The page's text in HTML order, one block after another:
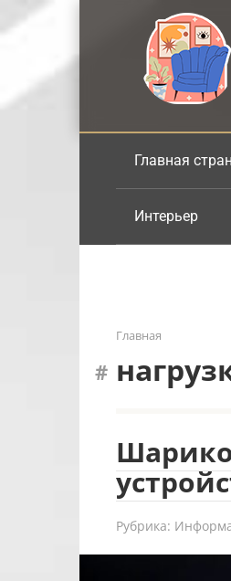
Перейти
к
Главная
Интерьер
Главная
Рубрика: